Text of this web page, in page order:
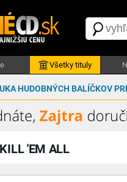
Všetky tituly
HUDOBNÝCH BALÍČKOV
KILL 'EM ALL